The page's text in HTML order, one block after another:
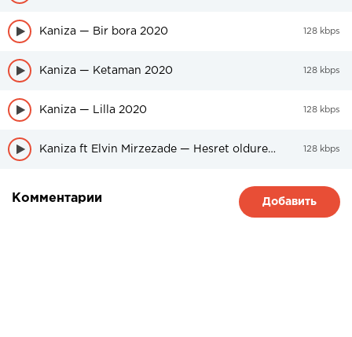
Kaniza — Bir bora 2020 128 kbps
Kaniza — Ketaman 2020 128 kbps
Kaniza — Lilla 2020 128 kbps
Kaniza ft Elvin Mirzezade — Hesret oldurer meni 128 kbps
Комментарии Добавить